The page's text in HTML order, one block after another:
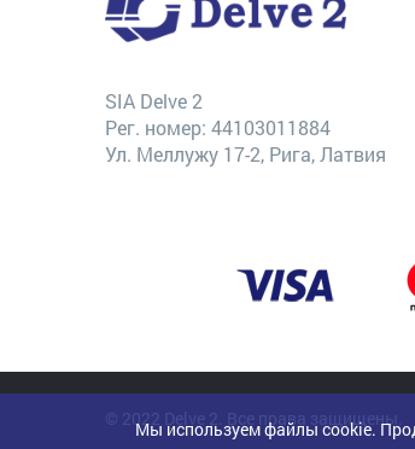
SIA Delve 2
Рег. номер: 44103011884
Ул. Меллужу 17-2, Рига, Латвия
© 2022 Delve 2. Все права защищены.
Мы используем файлы cookie.